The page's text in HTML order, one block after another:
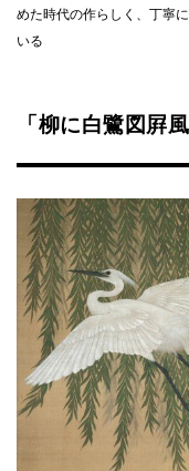
めた時代の作らしく、丁寧
いる
「柳に白鷺図屛風